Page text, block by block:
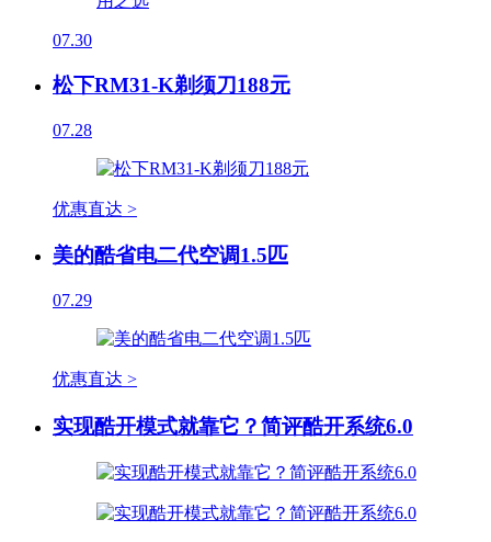
07.30
松下RM31-K剃须刀188元
07.28
优惠直达 >
美的酷省电二代空调1.5匹
07.29
优惠直达 >
实现酷开模式就靠它？简评酷开系统6.0